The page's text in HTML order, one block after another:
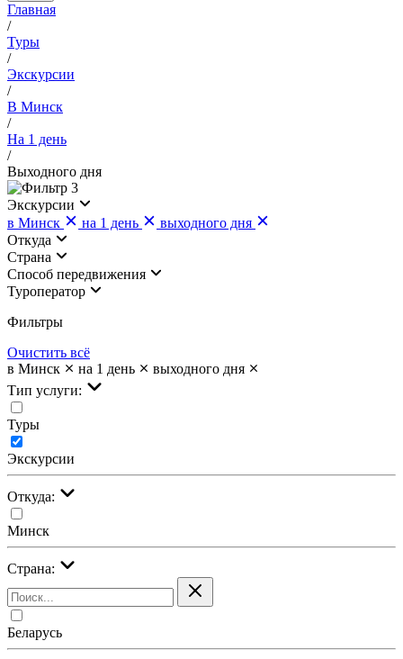
Главная
/
Туры
/
Экскурсии
/
В Минск
/
На 1 день
/
Выходного дня
3
Экскурсии
в Минск
на 1 день
выходного дня
Откуда
Страна
Cпособ передвижения
Туроператор
Фильтры
Очистить всё
в Минск
на 1 день
выходного дня
Тип услуги:
Туры
Экскурсии
Откуда:
Минск
Страна:
Беларусь